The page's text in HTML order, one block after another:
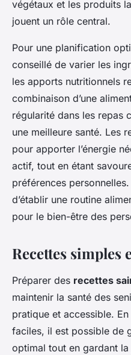
végétaux et les produits
jouent un rôle central.
Pour une planification
conseillé de varier les
les apports nutritionnels
combinaison d’une
régularité dans les repas
une meilleure santé. Les
pour apporter l’énergie
actif, tout en étant
préférences
d’établir une routine
pour le bien-être des
Recettes simples
Préparer des recettes
maintenir la santé des
pratique et accessible.
faciles, il est possible de
optimal tout en gardant